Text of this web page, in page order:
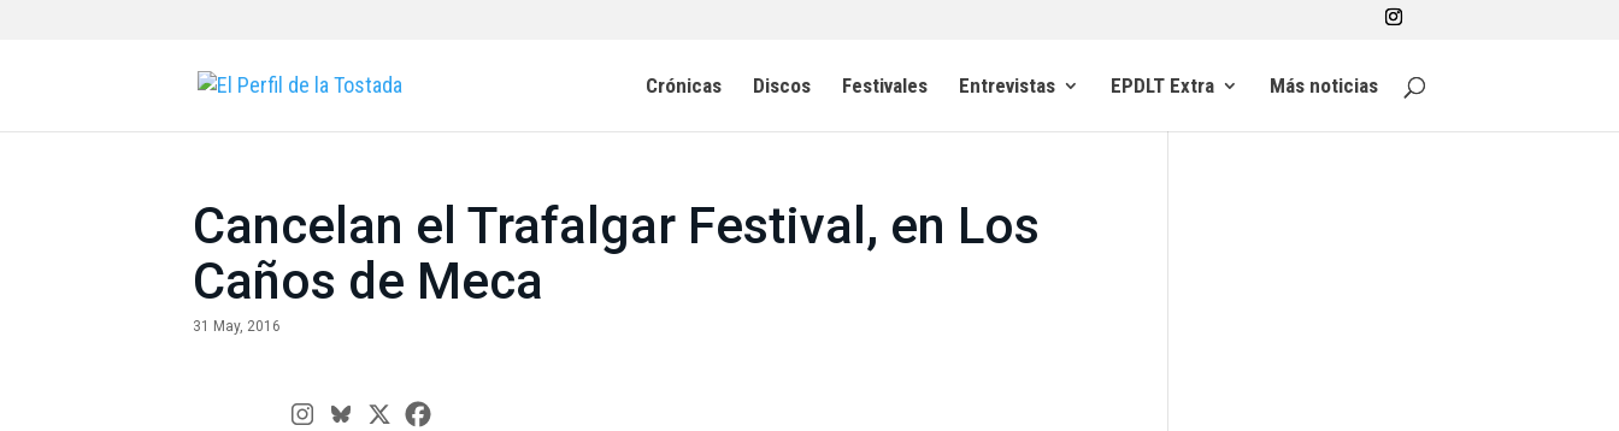
Crónicas Discos Festivales Entrevistas EPDLT Extra Más noticias
Cancelan el Trafalgar Festival, en Los
Caños de Meca
31 May, 2016